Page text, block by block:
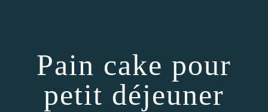
Pain cake pour
petit déjeuner